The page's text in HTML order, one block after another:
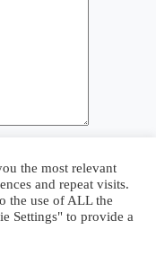
the most relevant
and repeat visits.
the use of ALL the
Settings" to provide a